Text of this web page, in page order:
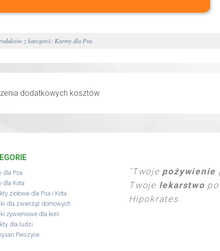
z kategorii: Karmy dla Psa.
dla Psa
dla Kota
ziołowe dla Psa i Kota
dla zwierząt domowych
żywieniowe dla koni
dla ludzi
Pieszyce
"Twoje pożywienie
Twoje lekarstwo
Hipokrates.